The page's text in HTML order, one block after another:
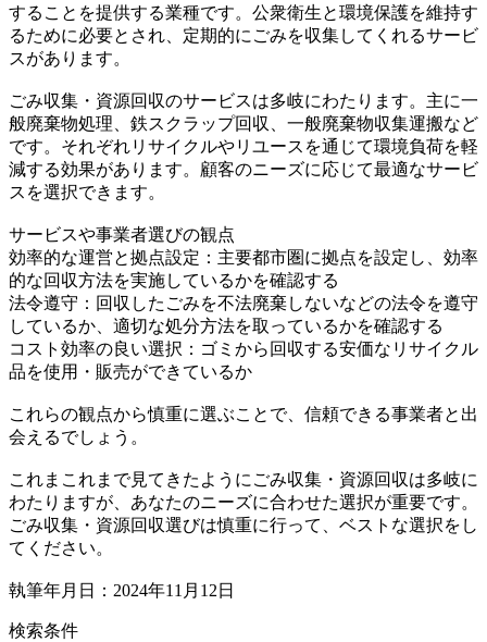
することを提供する業種です。公衆衛生と環境保護を維持す
るために必要とされ、定期的にごみを収集してくれるサービ
スがあります。
ごみ収集・資源回収のサービスは多岐にわたります。主に一
般廃棄物処理、鉄スクラップ回収、一般廃棄物収集運搬など
です。それぞれリサイクルやリユースを通じて環境負荷を軽
減する効果があります。顧客のニーズに応じて最適なサービ
スを選択できます。
サービスや事業者選びの観点
効率的な運営と拠点設定：主要都市圏に拠点を設定し、効率
的な回収方法を実施しているかを確認する
法令遵守：回収したごみを不法廃棄しないなどの法令を遵守
しているか、適切な処分方法を取っているかを確認する
コスト効率の良い選択：ゴミから回収する安価なリサイクル
品を使用・販売ができているか
これらの観点から慎重に選ぶことで、信頼できる事業者と出
会えるでしょう。
これまこれまで見てきたようにごみ収集・資源回収は多岐に
わたりますが、あなたのニーズに合わせた選択が重要です。
ごみ収集・資源回収選びは慎重に行って、ベストな選択をし
てください。
執筆年月日：2024年11月12日
検索条件